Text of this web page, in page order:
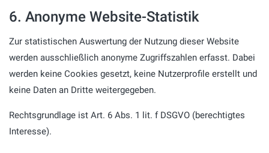
6. Anonyme Website-Statistik
Zur statistischen Auswertung der Nutzung dieser Website
werden ausschließlich anonyme Zugriffszahlen erfasst. Dabei
werden keine Cookies gesetzt, keine Nutzerprofile erstellt und
keine Daten an Dritte weitergegeben.
Rechtsgrundlage ist Art. 6 Abs. 1 lit. f DSGVO (berechtigtes
Interesse).